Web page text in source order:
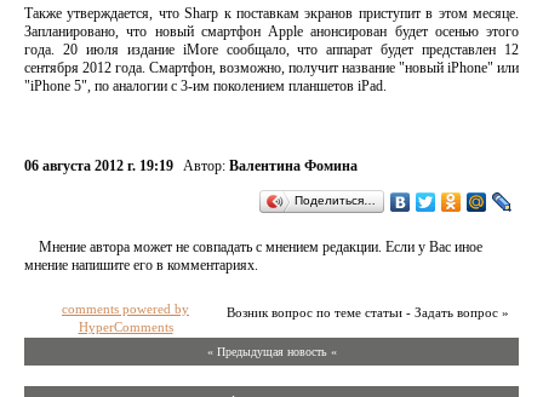
Также утверждается, что Sharp к поставкам экранов приступит в этом месяце.
Запланировано, что новый смартфон Apple анонсирован будет осенью этого
года. 20 июля издание iMore сообщало, что аппарат будет представлен 12
сентября 2012 года. Смартфон, возможно, получит название "новый iPhone" или
"iPhone 5", по аналогии с 3-им поколением планшетов iPad.
06 августа 2012 г. 19:19 Автор: Валентина Фомина
Поделиться…
Мнение автора может не совпадать с мнением редакции. Если у Вас иное
мнение напишите его в комментариях.
Возник вопрос по теме статьи - Задать вопрос »
comments powered by
HyperComments
« Предыдущая новость «